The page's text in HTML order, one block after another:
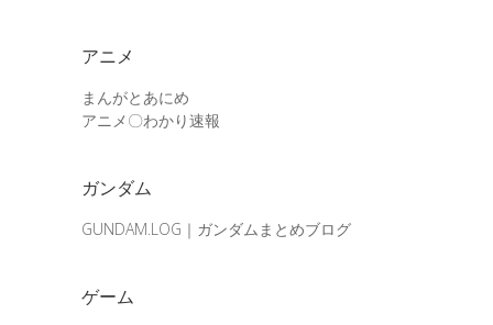
アニメ
まんがとあにめ
アニメ〇わかり速報
ガンダム
GUNDAM.LOG｜ガンダムまとめブログ
ゲーム